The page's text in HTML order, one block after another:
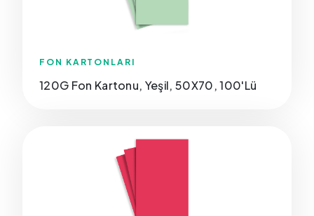
FON KARTONLARI
120G Fon Kartonu, Yeşil, 50X70, 100'Lü